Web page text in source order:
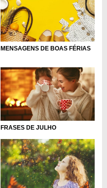
MENSAGENS DE BOAS FÉRIAS
FRASES DE JULHO